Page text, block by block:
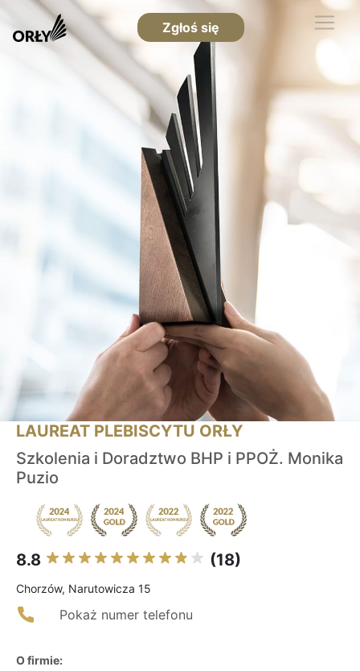
Zgłoś się
LAUREAT PLEBISCYTU ORŁY
Szkolenia i Doradztwo BHP i PPOŻ. Monika
Puzio
8.8 (18)
Chorzów, Narutowicza 15
Pokaż numer telefonu
O firmie: